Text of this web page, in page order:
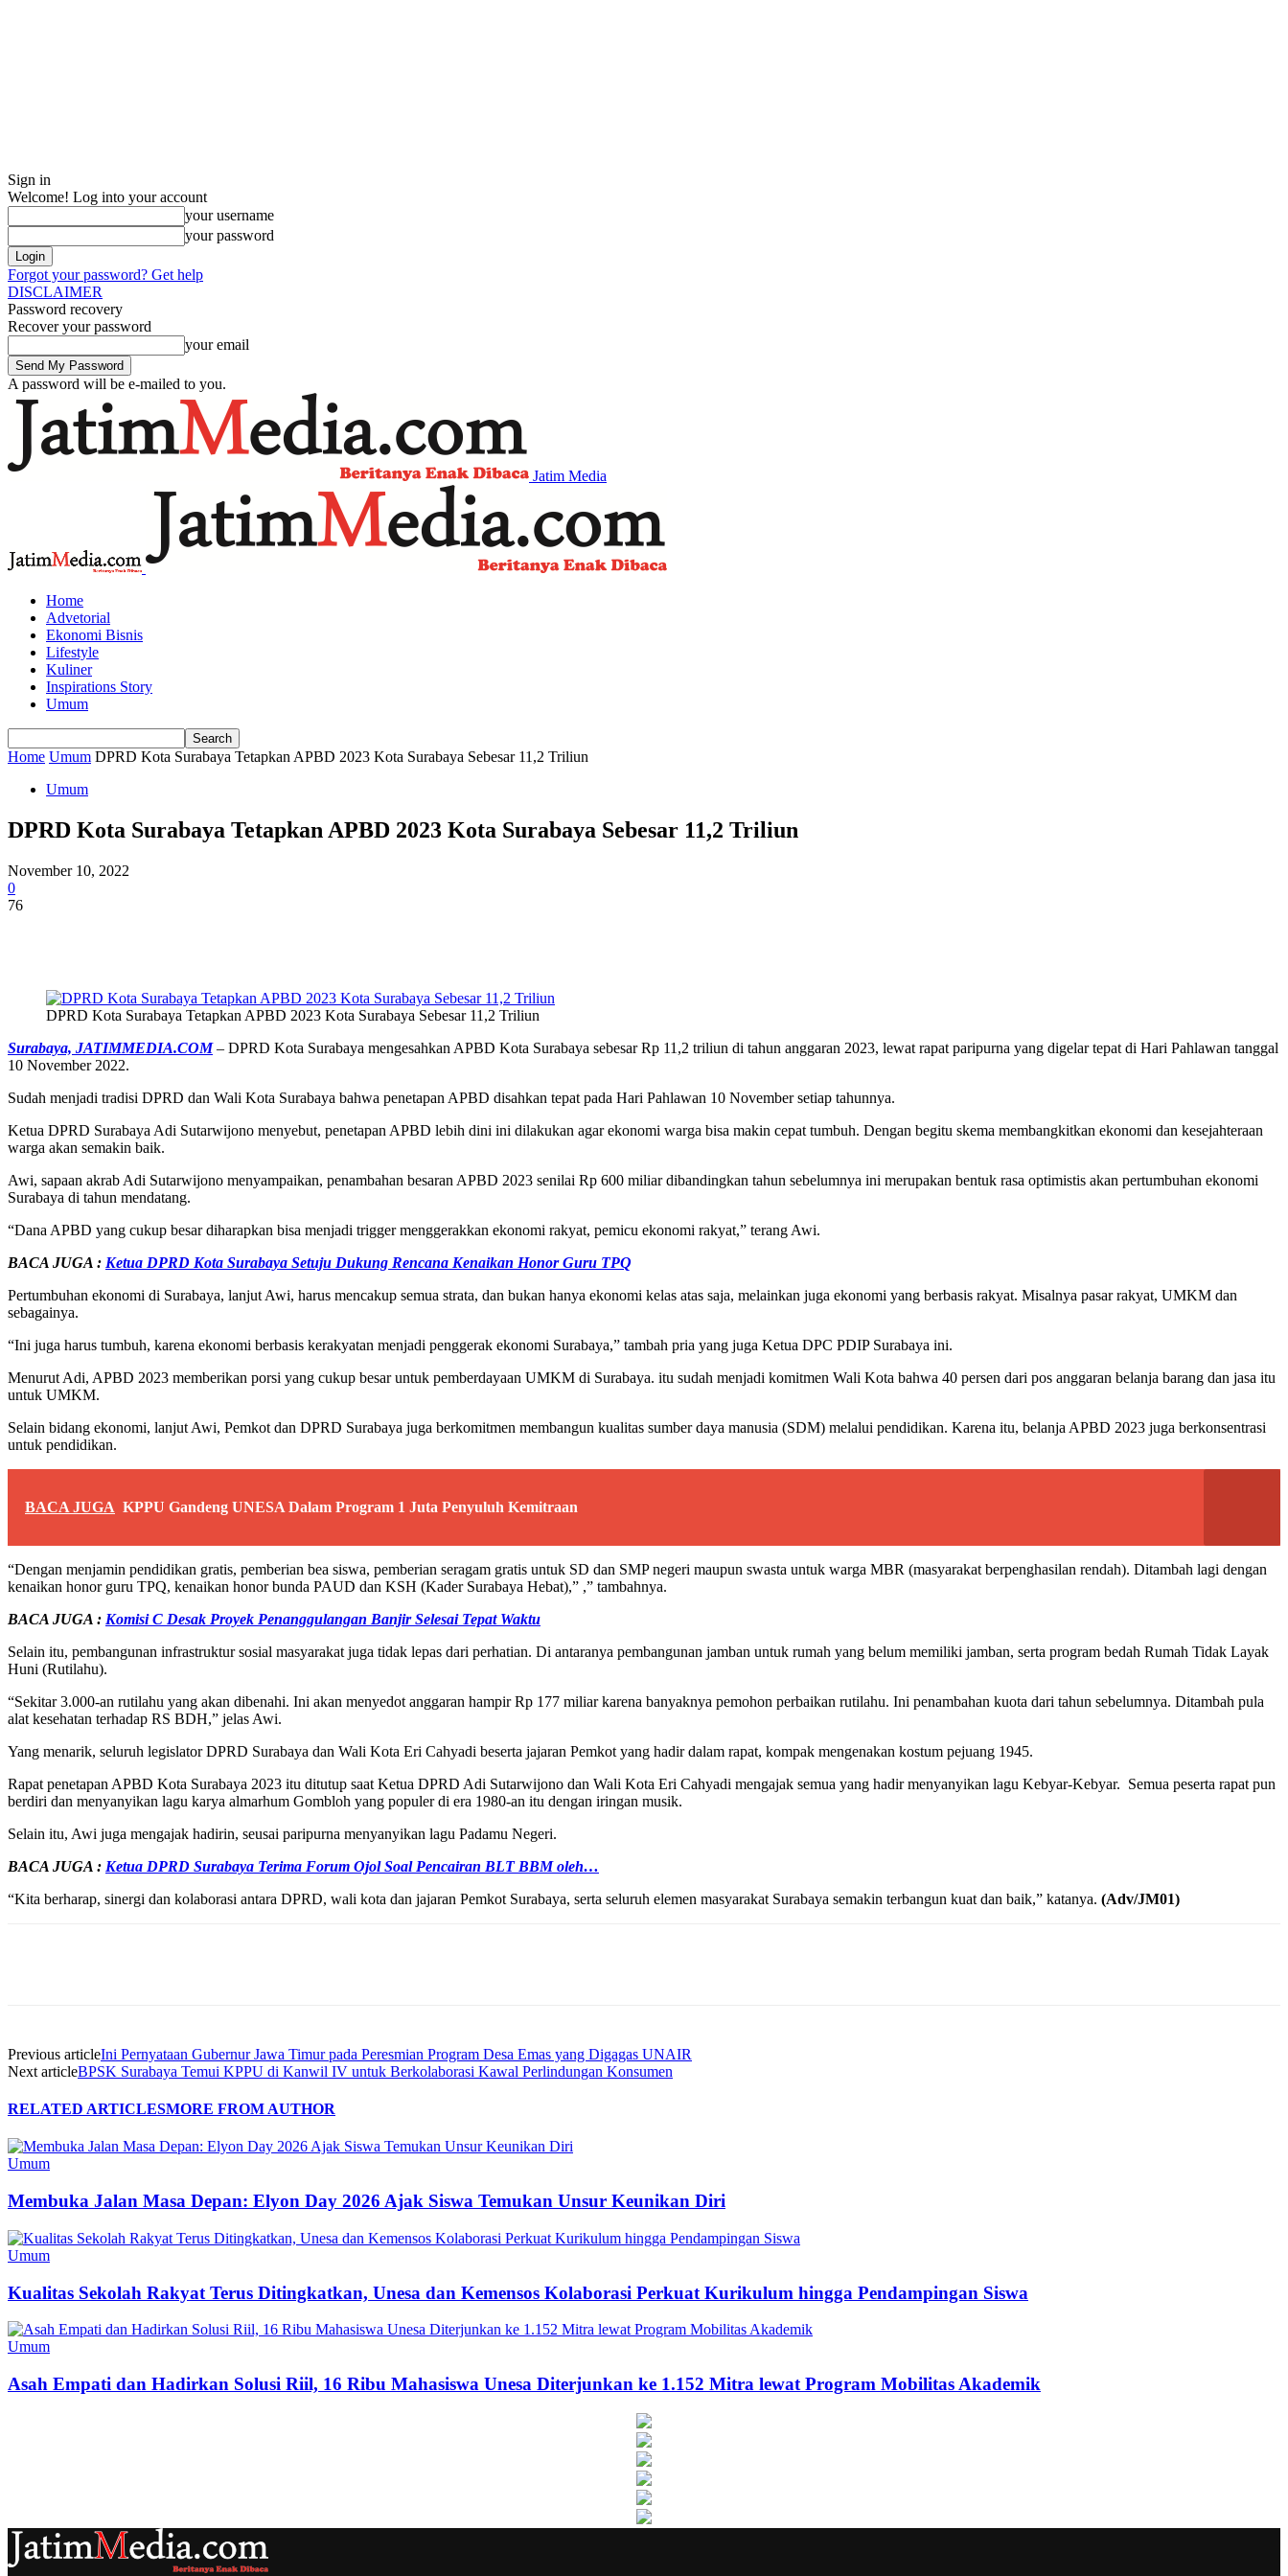
Sign in
Welcome! Log into your account
your username
your password
Forgot your password? Get help
DISCLAIMER
Password recovery
Recover your password
your email
A password will be e-mailed to you.
Jatim Media
Home
Advetorial
Ekonomi Bisnis
Lifestyle
Kuliner
Inspirations Story
Umum
Home Umum DPRD Kota Surabaya Tetapkan APBD 2023 Kota Surabaya Sebesar 11,2 Triliun
Umum
DPRD Kota Surabaya Tetapkan APBD 2023 Kota Surabaya Sebesar 11,2 Triliun
November 10, 2022
0
76
DPRD Kota Surabaya Tetapkan APBD 2023 Kota Surabaya Sebesar 11,2 Triliun
Surabaya, JATIMMEDIA.COM– DPRD Kota Surabaya mengesahkan APBD Kota Surabaya sebesar Rp 11,2 triliun di tahun anggaran 2023, lewat rapat paripurna yang digelar tepat di Hari Pahlawan tanggal
10 November 2022.
Sudah menjadi tradisi DPRD dan Wali Kota Surabaya bahwa penetapan APBD disahkan tepat pada Hari Pahlawan 10 November setiap tahunnya.
Ketua DPRD Surabaya Adi Sutarwijono menyebut, penetapan APBD lebih dini ini dilakukan agar ekonomi warga bisa makin cepat tumbuh. Dengan begitu skema membangkitkan ekonomi dan kesejahteraan
warga akan semakin baik.
Awi, sapaan akrab Adi Sutarwijono menyampaikan, penambahan besaran APBD 2023 senilai Rp 600 miliar dibandingkan tahun sebelumnya ini merupakan bentuk rasa optimistis akan pertumbuhan ekonomi
Surabaya di tahun mendatang.
“Dana APBD yang cukup besar diharapkan bisa menjadi trigger menggerakkan ekonomi rakyat, pemicu ekonomi rakyat,” terang Awi.
BACA JUGA : Ketua DPRD Kota Surabaya Setuju Dukung Rencana Kenaikan Honor Guru TPQ
Pertumbuhan ekonomi di Surabaya, lanjut Awi, harus mencakup semua strata, dan bukan hanya ekonomi kelas atas saja, melainkan juga ekonomi yang berbasis rakyat. Misalnya pasar rakyat, UMKM dan
sebagainya.
“Ini juga harus tumbuh, karena ekonomi berbasis kerakyatan menjadi penggerak ekonomi Surabaya,” tambah pria yang juga Ketua DPC PDIP Surabaya ini.
Menurut Adi, APBD 2023 memberikan porsi yang cukup besar untuk pemberdayaan UMKM di Surabaya. itu sudah menjadi komitmen Wali Kota bahwa 40 persen dari pos anggaran belanja barang dan jasa itu
untuk UMKM.
Selain bidang ekonomi, lanjut Awi, Pemkot dan DPRD Surabaya juga berkomitmen membangun kualitas sumber daya manusia (SDM) melalui pendidikan. Karena itu, belanja APBD 2023 juga berkonsentrasi
untuk pendidikan.
BACA JUGA KPPU Gandeng UNESA Dalam Program 1 Juta Penyuluh Kemitraan
“Dengan menjamin pendidikan gratis, pemberian bea siswa, pemberian seragam gratis untuk SD dan SMP negeri maupun swasta untuk warga MBR (masyarakat berpenghasilan rendah). Ditambah lagi dengan
kenaikan honor guru TPQ, kenaikan honor bunda PAUD dan KSH (Kader Surabaya Hebat),” ,” tambahnya.
BACA JUGA : Komisi C Desak Proyek Penanggulangan Banjir Selesai Tepat Waktu
Selain itu, pembangunan infrastruktur sosial masyarakat juga tidak lepas dari perhatian. Di antaranya pembangunan jamban untuk rumah yang belum memiliki jamban, serta program bedah Rumah Tidak Layak
Huni (Rutilahu).
“Sekitar 3.000-an rutilahu yang akan dibenahi. Ini akan menyedot anggaran hampir Rp 177 miliar karena banyaknya pemohon perbaikan rutilahu. Ini penambahan kuota dari tahun sebelumnya. Ditambah pula
alat kesehatan terhadap RS BDH,” jelas Awi.
Yang menarik, seluruh legislator DPRD Surabaya dan Wali Kota Eri Cahyadi beserta jajaran Pemkot yang hadir dalam rapat, kompak mengenakan kostum pejuang 1945.
Rapat penetapan APBD Kota Surabaya 2023 itu ditutup saat Ketua DPRD Adi Sutarwijono dan Wali Kota Eri Cahyadi mengajak semua yang hadir menyanyikan lagu Kebyar-Kebyar. Semua peserta rapat pun
berdiri dan menyanyikan lagu karya almarhum Gombloh yang populer di era 1980-an itu dengan iringan musik.
Selain itu, Awi juga mengajak hadirin, seusai paripurna menyanyikan lagu Padamu Negeri.
BACA JUGA : Ketua DPRD Surabaya Terima Forum Ojol Soal Pencairan BLT BBM oleh…
“Kita berharap, sinergi dan kolaborasi antara DPRD, wali kota dan jajaran Pemkot Surabaya, serta seluruh elemen masyarakat Surabaya semakin terbangun kuat dan baik,” katanya. (Adv/JM01)
Previous articleIni Pernyataan Gubernur Jawa Timur pada Peresmian Program Desa Emas yang Digagas UNAIR
Next articleBPSK Surabaya Temui KPPU di Kanwil IV untuk Berkolaborasi Kawal Perlindungan Konsumen
RELATED ARTICLESMORE FROM AUTHOR
Umum
Membuka Jalan Masa Depan: Elyon Day 2026 Ajak Siswa Temukan Unsur Keunikan Diri
Umum
Kualitas Sekolah Rakyat Terus Ditingkatkan, Unesa dan Kemensos Kolaborasi Perkuat Kurikulum hingga Pendampingan Siswa
Umum
Asah Empati dan Hadirkan Solusi Riil, 16 Ribu Mahasiswa Unesa Diterjunkan ke 1.152 Mitra lewat Program Mobilitas Akademik